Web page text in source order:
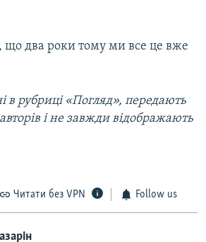
що два роки тому ми все це вже
в рубриці «Погляд», передають
і не завжди відображають
Читати без VPN Follow us